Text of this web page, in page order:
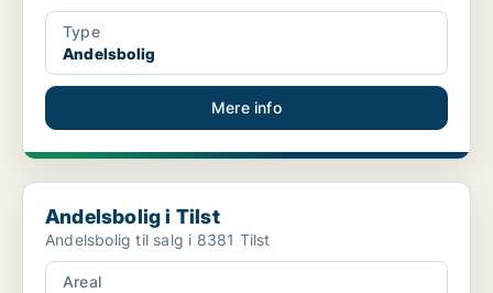
Type
Andelsbolig
Mere info
Andelsbolig i Tilst
Andelsbolig i Tilst
Andelsbolig til salg i 8381 Tilst
Areal